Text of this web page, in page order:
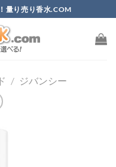
量り売り香水.COM
/ ジバンシー